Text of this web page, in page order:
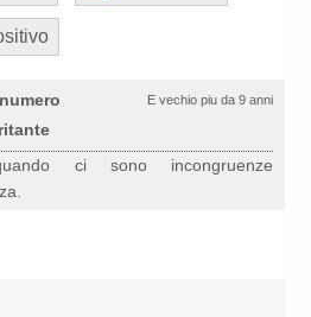
E vechio piu da 9 anni
ci sono incongruenze